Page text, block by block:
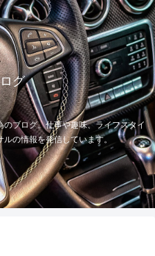
グ
ブログ。仕事や趣味、ライフスタイ
の情報を発信しています。